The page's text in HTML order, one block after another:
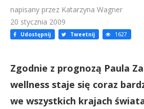
napisany przez Katarzyna Wagner
20 stycznia 2009
Udostępnij Tweetnij 1627
Zgodnie z prognozą Paula
wellness staje się coraz
we wszystkich krajach